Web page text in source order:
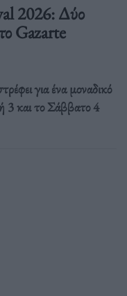
2026: Δύο
Gazarte
για ένα μοναδικό
3 και το Σάββατο 4